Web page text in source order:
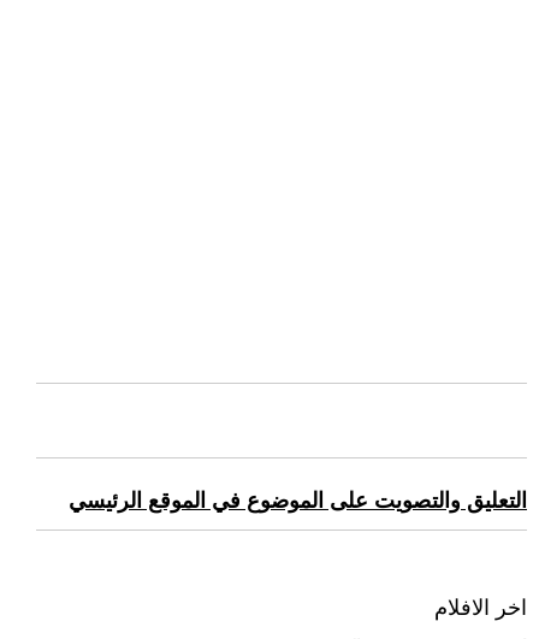
التعليق والتصويت على الموضوع في الموقع الرئيسي
اخر الافلام